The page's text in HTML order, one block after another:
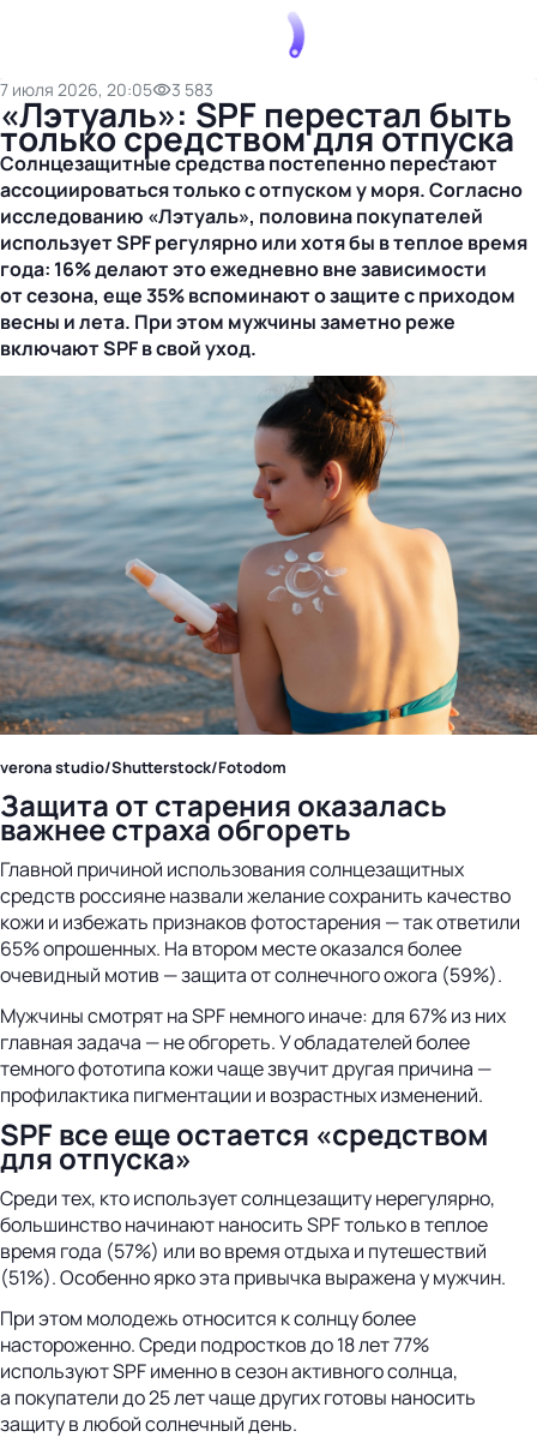
7 июля 2026, 20:05 3 583
«Лэтуаль»: SPF перестал быть
только средством для отпуска
Солнцезащитные средства постепенно перестают
ассоциироваться только с отпуском у моря. Согласно
исследованию «Лэтуаль», половина покупателей
использует SPF регулярно или хотя бы в теплое время
года: 16% делают это ежедневно вне зависимости
от сезона, еще 35% вспоминают о защите с приходом
весны и лета. При этом мужчины заметно реже
включают SPF в свой уход.
verona studio/Shutterstock/Fotodom
Защита от старения оказалась
важнее страха обгореть
Главной причиной использования солнцезащитных
средств россияне назвали желание сохранить качество
кожи и избежать признаков фотостарения — так ответили
65% опрошенных. На втором месте оказался более
очевидный мотив — защита от солнечного ожога (59%).
Мужчины смотрят на SPF немного иначе: для 67% из них
главная задача — не обгореть. У обладателей более
темного фототипа кожи чаще звучит другая причина —
профилактика пигментации и возрастных изменений.
SPF все еще остается «средством
для отпуска»
Среди тех, кто использует солнцезащиту нерегулярно,
большинство начинают наносить SPF только в теплое
время года (57%) или во время отдыха и путешествий
(51%). Особенно ярко эта привычка выражена у мужчин.
При этом молодежь относится к солнцу более
настороженно. Среди подростков до 18 лет 77%
используют SPF именно в сезон активного солнца,
а покупатели до 25 лет чаще других готовы наносить
защиту в любой солнечный день.